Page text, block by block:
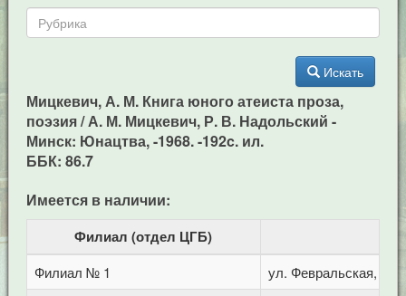
Искать
Мицкевич, А. М. Книга юного атеиста проза,
поэзия / А. М. Мицкевич, Р. В. Надольский -
Минск: Юнацтва, -1968. -192c. ил.
ББК: 86.7
Имеется в наличии:
Филиал (отдел ЦГБ)
Филиал № 1
ул. Февральская, 283